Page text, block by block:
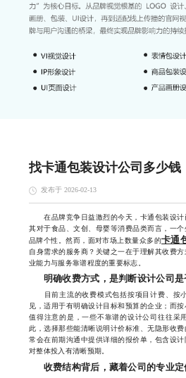
找卡通包装设计公司多少钱
发布于 2026-02-13
在品牌竞争日益激烈的今天，卡通包装设计
其对于食品、文创、母婴等消费品类而言，一
品牌个性。然而，面对市场上数量众多的卡通
自身需求的服务商？关键之一在于理解其收费
业能力与服务靠谱程度的重要标志。
明确收费方式，是判断设计公司
目前主流的收费模式包括按项目计费、按
见，适用于有明确设计目标和预算的企业；而
值得注意的是，一些不靠谱的设计公司往往采
此，选择那些能清晰说明计价标准、无隐形收
常会在前期沟通中提供详细的报价单，包含设
对整体投入有清晰预期。
收费结构背后，藏着公司的专业